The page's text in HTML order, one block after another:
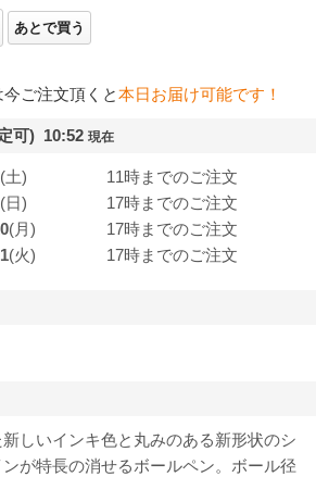
あとで買う
ご注文頂くと本日お届け可能です！
可) 10:52 現在
(土)
11時までのご注文
(日)
17時までのご注文
(月)
17時までのご注文
(火) 17時までのご注文
しいインキ色と丸みのある新形状のシ
が特長の消せるボールペン。ボール径